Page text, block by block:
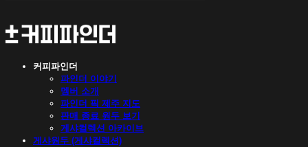
커피파인더
파인더 이야기
멤버 소개
파인더 픽 제주 지도
판매 종료 원두 보기
게샤컬렉션 아카이브
게샤원두 (게샤컬렉션)